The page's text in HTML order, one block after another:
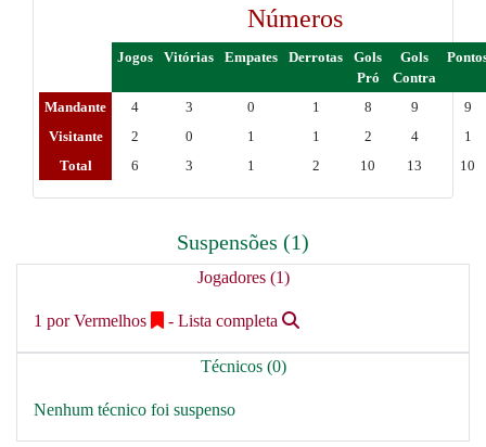
Números
Jogos Vitórias Empates Derrotas
Gols
Pró
Gols
Contra
Mandante 4 3 0 1 8 9
9
Visitante
2 0 1 1 2 4
1
Total
6 3 1 2 10 13 10
Suspensões (1)
Jogadores (1)
1 por Vermelhos - Lista completa
Técnicos (0)
Nenhum técnico foi suspenso